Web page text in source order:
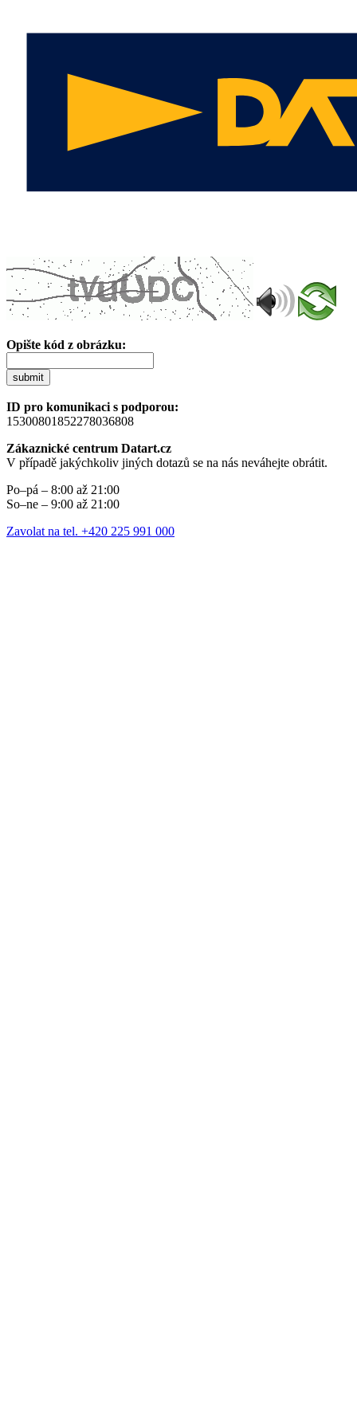
Opište kód z obrázku:
submit
ID pro komunikaci s podporou:
15300801852278036808
Zákaznické centrum Datart.cz
V případě jakýchkoliv jiných dotazů se na nás neváhejte obrátit.
Po–pá – 8:00 až 21:00
So–ne – 9:00 až 21:00
Zavolat na tel. +420 225 991 000